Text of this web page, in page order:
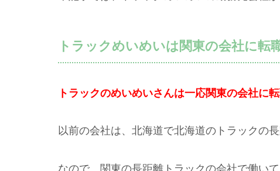
トラックめいめいは関東の会社に転
トラックのめいめいさんは一応関東の会社に
以前の会社は、北海道で北海道のトラックの
なので、関東の長距離トラックの会社で働い